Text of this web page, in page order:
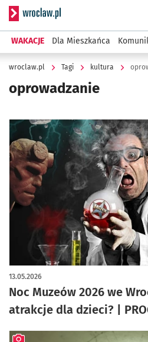
Serwis informacyjny
WAKACJE Dla Mieszkańca
wroclaw.pl Tagi kultura
oprowadzanie
Noc Muzeów 2026 we
atrakcje dla dzieci? |
13.05.2026